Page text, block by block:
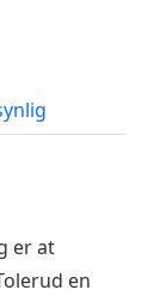
er at
en